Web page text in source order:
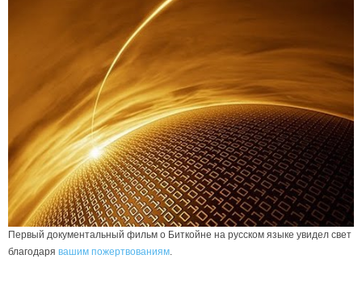
Первый документальный фильм о Биткойне на русском языке увидел свет
благодаря вашим пожертвованиям.